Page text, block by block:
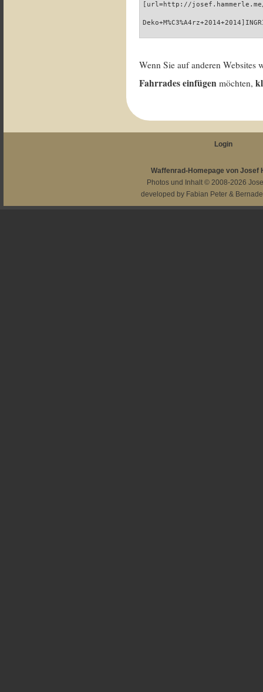
[url=http://josef.hammerle.me/
Wenn Sie auf anderen
Fahrrades einfügen möchten,
Login
Waffenrad-Homepage von Josef
Photos und Inhalt © 2008-2026
developed by Fabian Peter &